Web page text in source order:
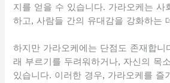
지를 얻을 수 있습니다. 가라오케는 사
하고, 사람들 간의 유대감을 강화하는
하지만 가라오케에는 단점도 존재합니
래 부르기를 두려워하거나, 자신의 목
있습니다. 이러한 경우, 가라오케를 즐